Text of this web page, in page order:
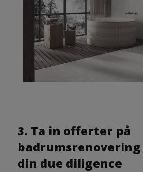
3. Ta in offerter på
badrumsrenovering
din due diligence